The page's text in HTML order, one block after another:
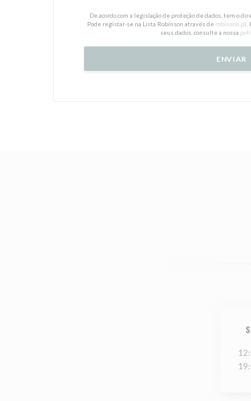
De acordo com a legislação de proteção de dados, tem o
Pode registar-se na Lista Robinson através de robinson.pt
seus dados, consulte a nossa